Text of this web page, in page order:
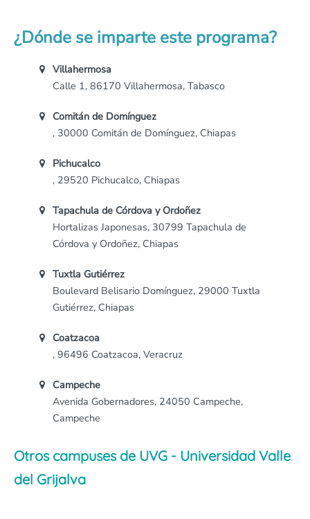
¿Dónde se imparte este programa?
Villahermosa
Calle 1, 86170 Villahermosa, Tabasco
Comitán de Domínguez
, 30000 Comitán de Domínguez, Chiapas
Pichucalco
, 29520 Pichucalco, Chiapas
Tapachula de Córdova y Ordoñez
Hortalizas Japonesas, 30799 Tapachula de
Córdova y Ordoñez, Chiapas
Tuxtla Gutiérrez
Boulevard Belisario Domínguez, 29000 Tuxtla
Gutiérrez, Chiapas
Coatzacoa
, 96496 Coatzacoa, Veracruz
Campeche
Avenida Gobernadores, 24050 Campeche,
Campeche
Otros campuses de UVG - Universidad Valle
del Grijalva